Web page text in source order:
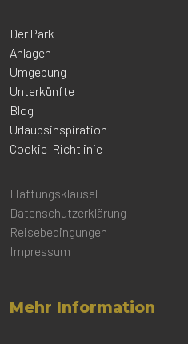
Der Park
Anlagen
Umgebung
Unterkünfte
Blog
Urlaubsinspiration
Cookie-Richtlinie
Haftungsklausel
Datenschutzerklärung
Reisebedingungen
Impressum
Mehr Information